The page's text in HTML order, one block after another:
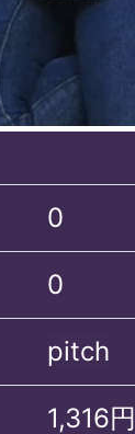
0
0
pitch
1,316円